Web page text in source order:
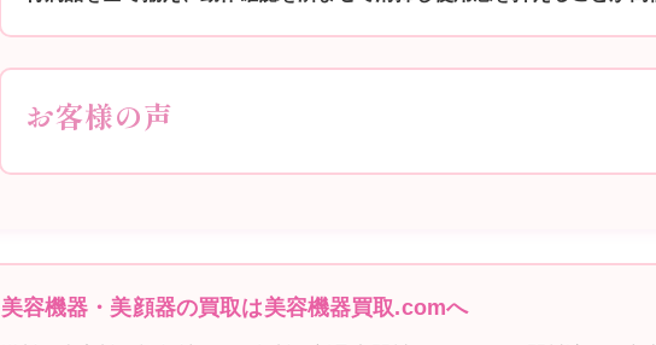
お客様の声
美容機器・美顔器の買取は美容機器買取.comへ